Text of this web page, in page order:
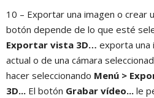
10 – Exportar una imagen o crear
botón depende de lo que esté
Exportar vista 3D… exporta una
actual o de una cámara
hacer seleccionando Menú >
3D... El botón Grabar vídeo... le